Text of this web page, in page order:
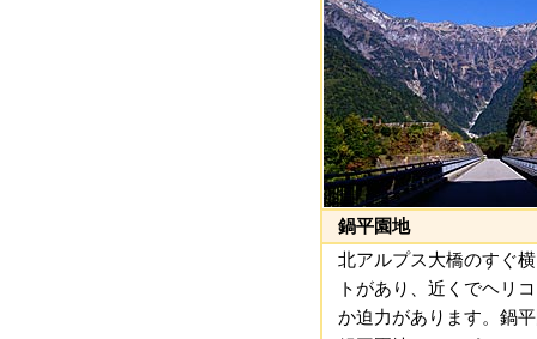
鍋平園地
北アルプス大橋のすぐ
トがあり、近くでヘリ
か迫力があります。鍋